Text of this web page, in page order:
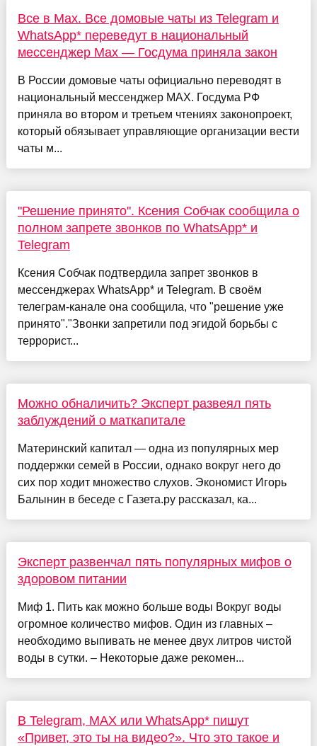
Все в Max. Все домовые чаты из Telegram и
WhatsApp* переведут в национальный
мессенджер Max — Госдума приняла закон
В России домовые чаты официально переводят в
национальный мессенджер MAX. Госдума РФ
приняла во втором и третьем чтениях законопроект,
который обязывает управляющие организации вести
чаты м...
"Решение принято". Ксения Собчак сообщила о
полном запрете звонков по WhatsApp* и
Telegram
Ксения Собчак подтвердила запрет звонков в
мессенджерах WhatsApp* и Telegram. В своём
телеграм-канале она сообщила, что "решение уже
принято"."Звонки запретили под эгидой борьбы с
террорист...
Можно обналичить? Эксперт развеял пять
заблуждений о маткапитале
Материнский капитал — одна из популярных мер
поддержки семей в России, однако вокруг него до
сих пор ходит множество слухов. Экономист Игорь
Балынин в беседе с Газета.ру рассказал, ка...
Эксперт развенчал пять популярных мифов о
здоровом питании
Миф 1. Пить как можно больше воды Вокруг воды
огромное количество мифов. Один из главных –
необходимо выпивать не менее двух литров чистой
воды в сутки. – Некоторые даже рекомен...
В Telegram, MAX или WhatsApp* пишут
«Привет, это ты на видео?». Что это такое и